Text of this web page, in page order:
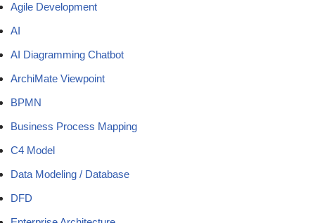
Agile Development
AI
AI Diagramming Chatbot
ArchiMate Viewpoint
BPMN
Business Process Mapping
C4 Model
Data Modeling / Database
DFD